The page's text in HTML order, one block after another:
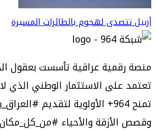
أربيل تتصدى لهجوم بالطائرات المسيرة
منصة رقمية عراقية تأسست بعقول
تعتمد على الاستثمار الوطني الذي
تمنح 964+ الأولوية لتقديم
وقصص الأزقة والأحياء